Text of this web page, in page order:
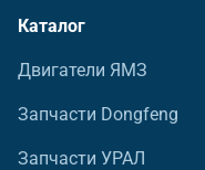
Каталог
Двигатели ЯМЗ
Запчасти Dongfeng
Запчасти УРАЛ